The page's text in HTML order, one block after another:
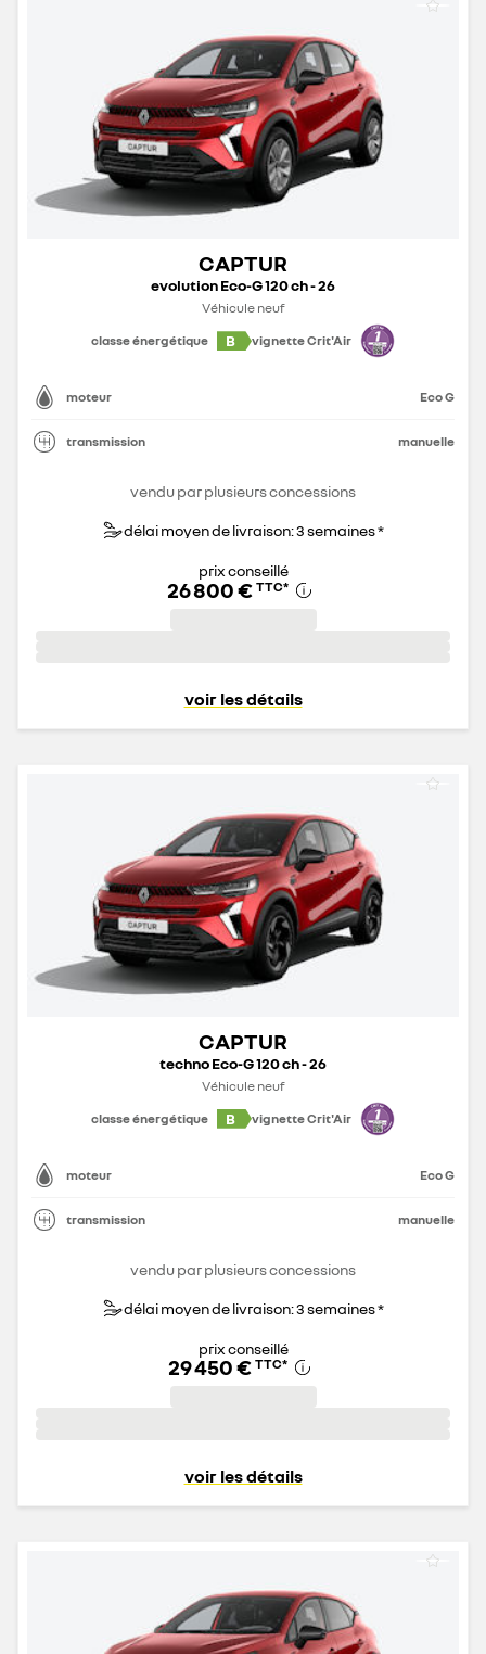
CAPTUR
evolution Eco-G 120 ch - 26
Véhicule neuf
classe énergétique
B vignette Crit'Air
moteur Eco G
transmission manuelle
vendu par plusieurs concessions
délai moyen de livraison: 3 semaines *
prix conseillé
26 800 € TTC*
voir les détails
CAPTUR
techno Eco-G 120 ch - 26
Véhicule neuf
classe énergétique
B vignette Crit'Air
moteur Eco G
transmission manuelle
vendu par plusieurs concessions
délai moyen de livraison: 3 semaines *
prix conseillé
29 450 € TTC*
voir les détails